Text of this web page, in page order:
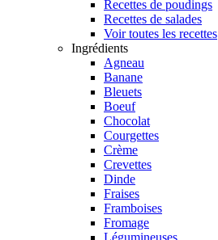
Recettes de poudings
Recettes de salades
Voir toutes les recettes
Ingrédients
Agneau
Banane
Bleuets
Boeuf
Chocolat
Courgettes
Crème
Crevettes
Dinde
Fraises
Framboises
Fromage
Légumineuses